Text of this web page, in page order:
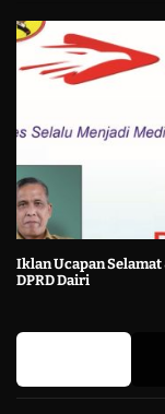
Iklan Ucapan Selamat
DPRD Dairi